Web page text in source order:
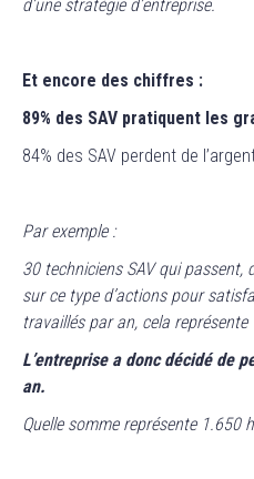
d’une stratégie d’entreprise.
Et encore des chiffres :
89% des SAV pratiquent les
84% des SAV perdent de
Par exemple :
30 techniciens SAV qui
sur ce type d’actions pour
travaillés par an, cela représente
L’entreprise a donc décidé de
an.
Quelle somme représente 1.650